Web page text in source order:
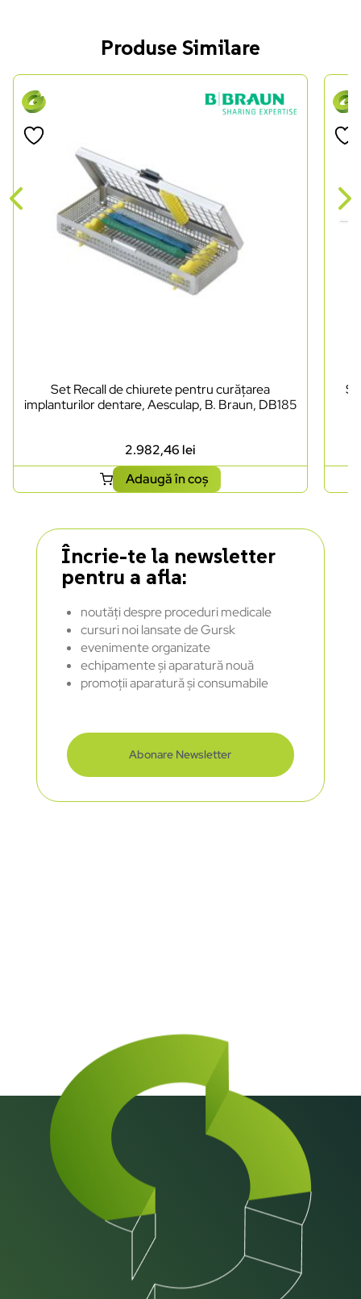
Produse Similare
Set Recall de chiurete pentru curățarea
implanturilor dentare, Aesculap, B. Braun, DB185
2.982,46 lei
Adaugă în coș
Încrie-te la newsletter
pentru a afla:
noutăți despre proceduri medicale
cursuri noi lansate de Gursk
evenimente organizate
echipamente și aparatură nouă
promoții aparatură și consumabile
Abonare Newsletter